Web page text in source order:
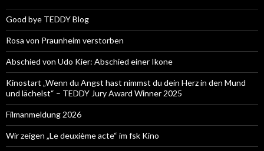
Good bye TEDDY Blog
Rosa von Praunheim verstorben
Abschied von Udo Kier: Abschied einer Ikone
Kinostart „Wenn du Angst hast nimmst du dein Herz in den Mund
und lächelst“ – TEDDY Jury Award Winner 2025
Filmanmeldung 2026
Wir zeigen „Le deuxième acte“ im fsk Kino